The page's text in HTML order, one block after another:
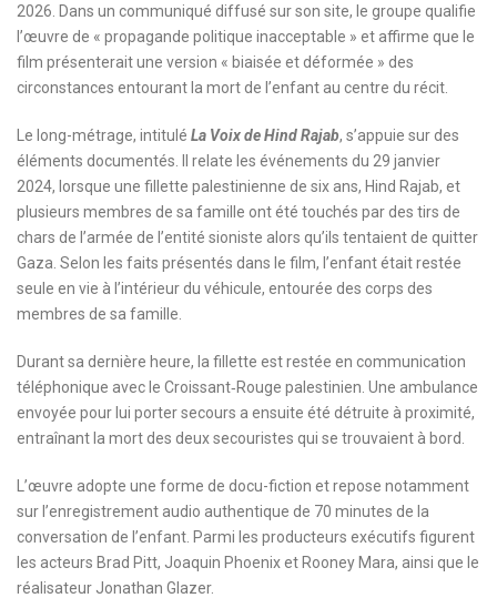
2026. Dans un communiqué diffusé sur son site, le groupe qualifie
l’œuvre de « propagande politique inacceptable » et affirme que le
film présenterait une version « biaisée et déformée » des
circonstances entourant la mort de l’enfant au centre du récit.
Le long-métrage, intitulé La Voix de Hind Rajab, s’appuie sur des
éléments documentés. Il relate les événements du 29 janvier
2024, lorsque une fillette palestinienne de six ans, Hind Rajab, et
plusieurs membres de sa famille ont été touchés par des tirs de
chars de l’armée de l’entité sioniste alors qu’ils tentaient de quitter
Gaza. Selon les faits présentés dans le film, l’enfant était restée
seule en vie à l’intérieur du véhicule, entourée des corps des
membres de sa famille.
Durant sa dernière heure, la fillette est restée en communication
téléphonique avec le Croissant‑Rouge palestinien. Une ambulance
envoyée pour lui porter secours a ensuite été détruite à proximité,
entraînant la mort des deux secouristes qui se trouvaient à bord.
L’œuvre adopte une forme de docu-fiction et repose notamment
sur l’enregistrement audio authentique de 70 minutes de la
conversation de l’enfant. Parmi les producteurs exécutifs figurent
les acteurs Brad Pitt, Joaquin Phoenix et Rooney Mara, ainsi que le
réalisateur Jonathan Glazer.